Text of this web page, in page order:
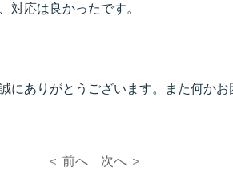
対応は良かったです。
にありがとうございます。また何か
＜ 前へ 次へ ＞